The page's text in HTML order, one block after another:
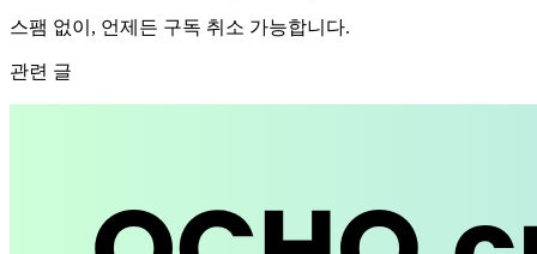
스팸 없이, 언제든 구독 취소 가능합니다.
관련 글